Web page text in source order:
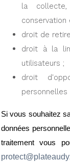
la
droit de
droit à la
utilisateurs ;
droit
personnelles
Si vous souhaitez
données
traitement vous